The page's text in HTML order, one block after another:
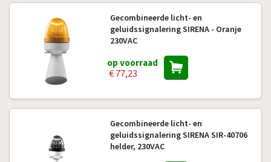
Gecombineerde licht- en
geluidssignalering SIRENA - Oranje
230VAC
op voorraad
€ 77,23
Gecombineerde licht- en
geluidssignalering SIRENA SIR-40706
helder, 230VAC